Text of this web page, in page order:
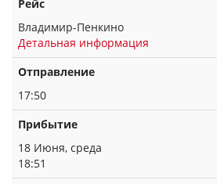
Рейс
Владимир-Пенкино
Детальная информация
Отправление
17:50
Прибытие
18 Июня, среда
18:51